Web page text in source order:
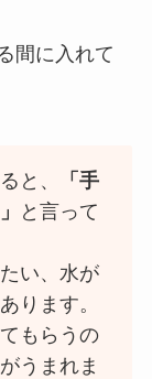
間に入れて
と、
「手
と言って
い、水が
ります。
もらうの
うまれま